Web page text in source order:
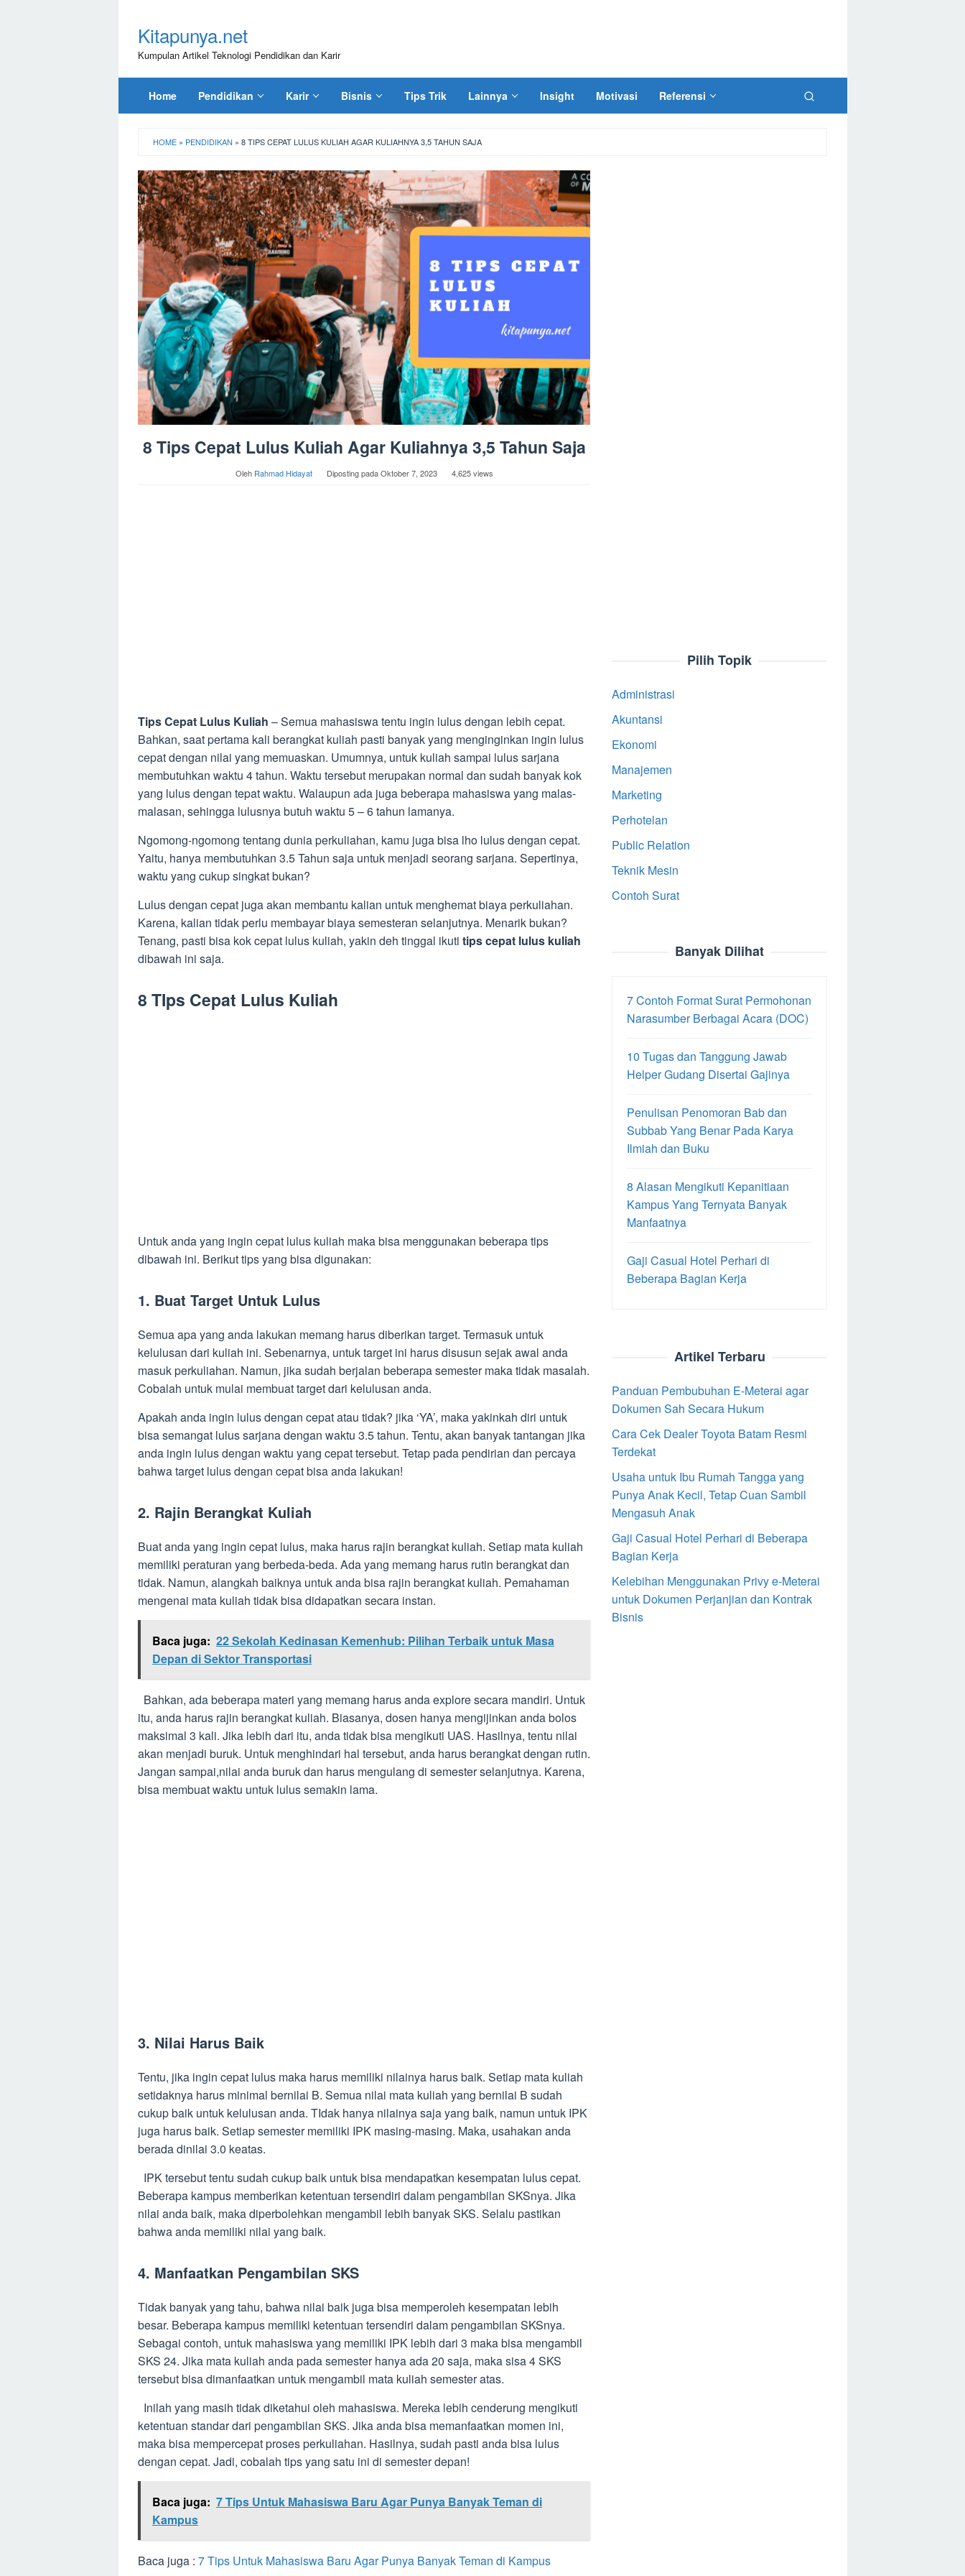
kontenKitapunya.net
Kumpulan Artikel Teknologi Pendidikan dan Karir
Home Pendidikan Karir Bisnis Tips Trik Lainnya Insight Motivasi Referensi
HOME » PENDIDIKAN » 8 TIPS CEPAT LULUS KULIAH AGAR KULIAHNYA 3,5 TAHUN SAJA
8 Tips Cepat Lulus Kuliah Agar Kuliahnya 3,5 Tahun Saja
Oleh Rahmad Hidayat Diposting padaOktober 7, 2023 4,625 views
Tips Cepat Lulus Kuliah – Semua mahasiswa tentu ingin lulus dengan lebih cepat.
Bahkan, saat pertama kali berangkat kuliah pasti banyak yang menginginkan ingin lulus
cepat dengan nilai yang memuaskan. Umumnya, untuk kuliah sampai lulus sarjana
membutuhkan waktu 4 tahun. Waktu tersebut merupakan normal dan sudah banyak kok
yang lulus dengan tepat waktu. Walaupun ada juga beberapa mahasiswa yang malas-
malasan, sehingga lulusnya butuh waktu 5 – 6 tahun lamanya.
Ngomong-ngomong tentang dunia perkuliahan, kamu juga bisa lho lulus dengan cepat.
Yaitu, hanya membutuhkan 3.5 Tahun saja untuk menjadi seorang sarjana. Sepertinya,
waktu yang cukup singkat bukan?
Lulus dengan cepat juga akan membantu kalian untuk menghemat biaya perkuliahan.
Karena, kalian tidak perlu membayar biaya semesteran selanjutnya. Menarik bukan?
Tenang, pasti bisa kok cepat lulus kuliah, yakin deh tinggal ikuti tips cepat lulus kuliah
dibawah ini saja.
8 TIps Cepat Lulus Kuliah
Untuk anda yang ingin cepat lulus kuliah maka bisa menggunakan beberapa tips
dibawah ini. Berikut tips yang bisa digunakan:
1. Buat Target Untuk Lulus
Semua apa yang anda lakukan memang harus diberikan target. Termasuk untuk
kelulusan dari kuliah ini. Sebenarnya, untuk target ini harus disusun sejak awal anda
masuk perkuliahan. Namun, jika sudah berjalan beberapa semester maka tidak masalah.
Cobalah untuk mulai membuat target dari kelulusan anda.
Apakah anda ingin lulus dengan cepat atau tidak? jika ‘YA’, maka yakinkah diri untuk
bisa semangat lulus sarjana dengan waktu 3.5 tahun. Tentu, akan banyak tantangan jika
anda ingin lulus dengan waktu yang cepat tersebut. Tetap pada pendirian dan percaya
bahwa target lulus dengan cepat bisa anda lakukan!
2. Rajin Berangkat Kuliah
Buat anda yang ingin cepat lulus, maka harus rajin berangkat kuliah. Setiap mata kuliah
memiliki peraturan yang berbeda-beda. Ada yang memang harus rutin berangkat dan
tidak. Namun, alangkah baiknya untuk anda bisa rajin berangkat kuliah. Pemahaman
mengenai mata kuliah tidak bisa didapatkan secara instan.
Baca juga: 22 Sekolah Kedinasan Kemenhub: Pilihan Terbaik untuk Masa
Depan di Sektor Transportasi
Bahkan, ada beberapa materi yang memang harus anda explore secara mandiri. Untuk
itu, anda harus rajin berangkat kuliah. Biasanya, dosen hanya mengijinkan anda bolos
maksimal 3 kali. Jika lebih dari itu, anda tidak bisa mengikuti UAS. Hasilnya, tentu nilai
akan menjadi buruk. Untuk menghindari hal tersebut, anda harus berangkat dengan rutin.
Jangan sampai,nilai anda buruk dan harus mengulang di semester selanjutnya. Karena,
bisa membuat waktu untuk lulus semakin lama.
3. Nilai Harus Baik
Tentu, jika ingin cepat lulus maka harus memiliki nilainya harus baik. Setiap mata kuliah
setidaknya harus minimal bernilai B. Semua nilai mata kuliah yang bernilai B sudah
cukup baik untuk kelulusan anda. TIdak hanya nilainya saja yang baik, namun untuk IPK
juga harus baik. Setiap semester memiliki IPK masing-masing. Maka, usahakan anda
berada dinilai 3.0 keatas.
IPK tersebut tentu sudah cukup baik untuk bisa mendapatkan kesempatan lulus cepat.
Beberapa kampus memberikan ketentuan tersendiri dalam pengambilan SKSnya. Jika
nilai anda baik, maka diperbolehkan mengambil lebih banyak SKS. Selalu pastikan
bahwa anda memiliki nilai yang baik.
4. Manfaatkan Pengambilan SKS
Tidak banyak yang tahu, bahwa nilai baik juga bisa memperoleh kesempatan lebih
besar. Beberapa kampus memiliki ketentuan tersendiri dalam pengambilan SKSnya.
Sebagai contoh, untuk mahasiswa yang memiliki IPK lebih dari 3 maka bisa mengambil
SKS 24. Jika mata kuliah anda pada semester hanya ada 20 saja, maka sisa 4 SKS
tersebut bisa dimanfaatkan untuk mengambil mata kuliah semester atas.
Inilah yang masih tidak diketahui oleh mahasiswa. Mereka lebih cenderung mengikuti
ketentuan standar dari pengambilan SKS. Jika anda bisa memanfaatkan momen ini,
maka bisa mempercepat proses perkuliahan. Hasilnya, sudah pasti anda bisa lulus
dengan cepat. Jadi, cobalah tips yang satu ini di semester depan!
Baca juga: 7 Tips Untuk Mahasiswa Baru Agar Punya Banyak Teman di
Kampus
Baca juga : 7 Tips Untuk Mahasiswa Baru Agar Punya Banyak Teman di Kampus
Pilih Topik
Administrasi
Akuntansi
Ekonomi
Manajemen
Marketing
Perhotelan
Public Relation
Teknik Mesin
Contoh Surat
Banyak Dilihat
7 Contoh Format Surat Permohonan
Narasumber Berbagai Acara (DOC)
10 Tugas dan Tanggung Jawab
Helper Gudang Disertai Gajinya
Penulisan Penomoran Bab dan
Subbab Yang Benar Pada Karya
Ilmiah dan Buku
8 Alasan Mengikuti Kepanitiaan
Kampus Yang Ternyata Banyak
Manfaatnya
Gaji Casual Hotel Perhari di
Beberapa Bagian Kerja
Artikel Terbaru
Panduan Pembubuhan E-Meterai agar
Dokumen Sah Secara Hukum
Cara Cek Dealer Toyota Batam Resmi
Terdekat
Usaha untuk Ibu Rumah Tangga yang
Punya Anak Kecil, Tetap Cuan Sambil
Mengasuh Anak
Gaji Casual Hotel Perhari di Beberapa
Bagian Kerja
Kelebihan Menggunakan Privy e-Meterai
untuk Dokumen Perjanjian dan Kontrak
Bisnis